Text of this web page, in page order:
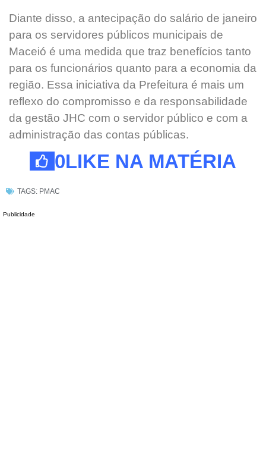
Diante disso, a antecipação do salário de janeiro
para os servidores públicos municipais de
Maceió é uma medida que traz benefícios tanto
para os funcionários quanto para a economia da
região. Essa iniciativa da Prefeitura é mais um
reflexo do compromisso e da responsabilidade
da gestão JHC com o servidor público e com a
administração das contas públicas.
0LIKE NA MATÉRIA
TAGS: PMAC
Publicidade